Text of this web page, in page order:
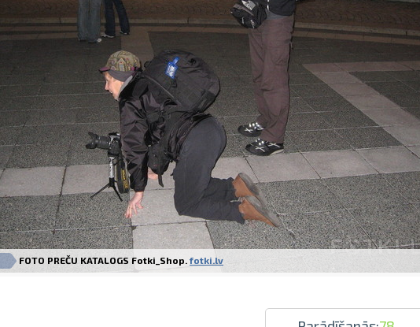
Izdrukas 1h laikā Rīgā – pasūtiet tiešsaistē
Dažādi formāti un papīra veidi jūsu foto
Piegāde visā Latvijā vai saņemšana klātienē
FOTO PREČU KATALOGS Fotki_Shop. fotki.lv